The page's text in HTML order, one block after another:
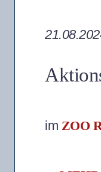
im ZOO